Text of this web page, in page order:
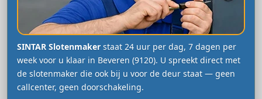
SINTAR Slotenmaker staat 24 uur per dag, 7 dagen per
week voor u klaar in Beveren (9120). U spreekt direct met
de slotenmaker die ook bij u voor de deur staat — geen
callcenter, geen doorschakeling.